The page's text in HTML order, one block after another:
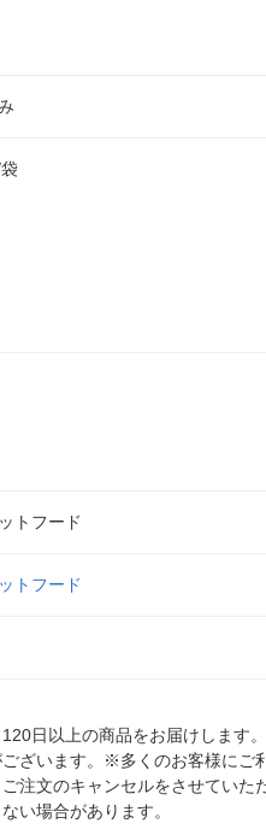
トフード
トフード
日以上の商品をお届けします
ざいます。※多くのお客様にご
注文のキャンセルをさせていた
い場合があります。